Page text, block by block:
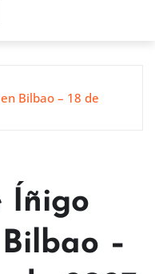
Bilbao – 18 de
Íñigo
–